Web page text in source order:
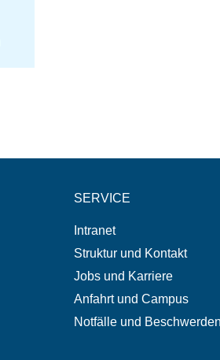
SERVICE
Intranet
Struktur und Kontakt
Jobs und Karriere
Anfahrt und Campus
Notfälle und Beschwerden